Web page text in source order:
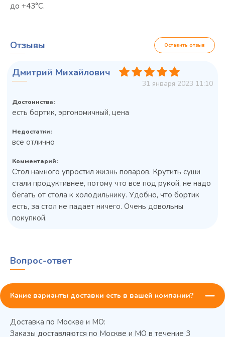
до +43°С.
Колода разрубочная КР-5/5
45 900 ₽ ✓ В наличии
Отзывы Оставить отзыв
Дмитрий Михайлович
31 января 2023 11:10
Достоинства:
есть бортик, эргономичный, цена
Недостатки:
все отлично
Комментарий:
Стол намного упростил жизнь поваров. Крутить суши
стали продуктивнее, потому что все под рукой, не надо
бегать от стола к холодильнику. Удобно, что бортик
есть, за стол не падает ничего. Очень довольны
покупкой.
Вопрос-ответ
Какие варианты доставки есть в вашей компании?
Доставка по Москве и МО:
Заказы доставляются по Москве и МО в течение 3